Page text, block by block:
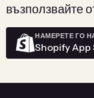
възползвайте
НАМЕРЕТЕ ГО
Shopify App